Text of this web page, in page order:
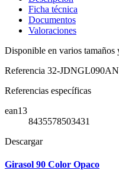
Ficha técnica
Documentos
Valoraciones
Disponible en varios tamaños
Referencia 32-
Referencias específicas
ean13
8435578503431
Descargar
Girasol 90 Color Opaco